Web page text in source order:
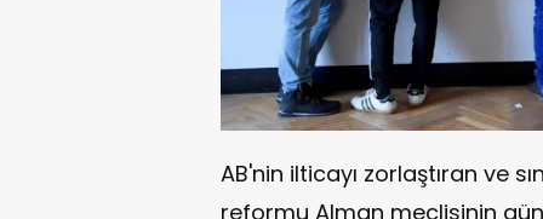
AB'nin ilticayı zorlaştıran ve
reformu Alman meclisinin